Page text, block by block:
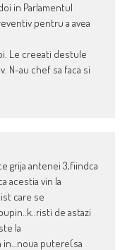
in Parlamentul
pentru a avea
Le creeati destule
N-au chef sa faca si
grija antenei 3,fiindca
acestia vin la
care se
de astazi
la
in…noua putere(sa